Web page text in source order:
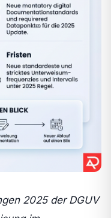
2025 der DGUV